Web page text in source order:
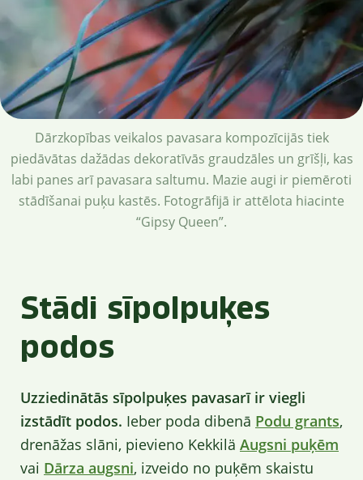
Dārzkopības veikalos pavasara kompozīcijās tiek
piedāvātas dažādas dekoratīvās graudzāles un grīšļi, kas
labi panes arī pavasara saltumu. Mazie augi ir piemēroti
stādīšanai puķu kastēs. Fotogrāfijā ir attēlota hiacinte
“Gipsy Queen”.
Stādi sīpolpuķes
podos
Uzziedinātās sīpolpuķes pavasarī ir viegli
izstādīt podos. Ieber poda dibenā Podu grants,
drenāžas slāni, pievieno Kekkilä Augsni puķēm
vai Dārza augsni, izveido no puķēm skaistu